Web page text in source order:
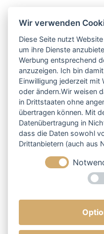
Wir verwenden
Diese Seite nutzt
um ihre Dienste
Werbung entsprechend
anzuzeigen. Ich bin
Einwilligung jederzeit mit
oder ändern.Wir weisen
in Drittstaaten ohne
übertragen können. Mit
Datenübertragung in
dass die Daten sowohl
Drittanbietern (auch aus
selbstverständlich